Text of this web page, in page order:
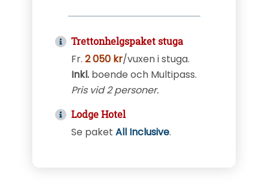
Trettonhelgspaket stuga
Fr.2 050 kr/vuxen i stuga.
Inkl.boende och Multipass.
Pris vid 2 personer.
Lodge Hotel
Se paketAll Inclusive.